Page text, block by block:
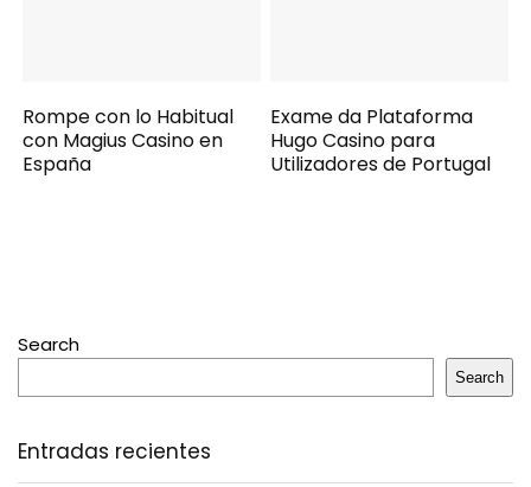
Rompe con lo Habitual
con Magius Casino en
España
Exame da Plataforma
Hugo Casino para
Utilizadores de Portugal
Search
Search
Entradas recientes